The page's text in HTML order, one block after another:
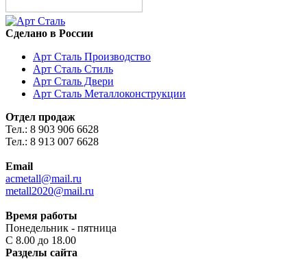
Сделано в России
Арт Сталь Производство
Арт Сталь Стиль
Арт Сталь Двери
Арт Сталь Металлоконструкции
Отдел продаж
Тел.: 8 903 906 6628
Тел.: 8 913 007 6628
Email
acmetall@mail.ru
metall2020@mail.ru
Время работы
Понедельник - пятница
С 8.00 до 18.00
Разделы сайта